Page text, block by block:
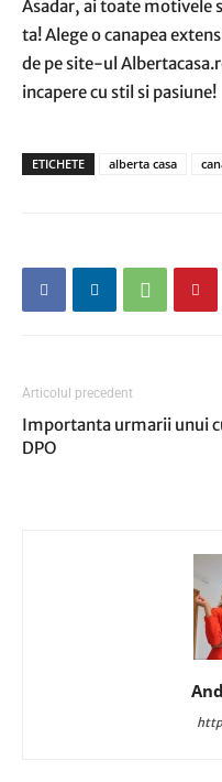
Asadar, ai toate motivele
ta! Alege o canapea
de pe site-ul
incapere cu stil si pasiune!
ETICHETE alberta casa
Articolul precedent
Importanta urmarii unui
DPO